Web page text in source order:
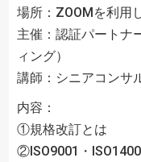
場所：ZOOMを利用
主催：認証パートナ
ィング）
講師：シニアコン
内容：
①規格改訂とは
②ISO9001・